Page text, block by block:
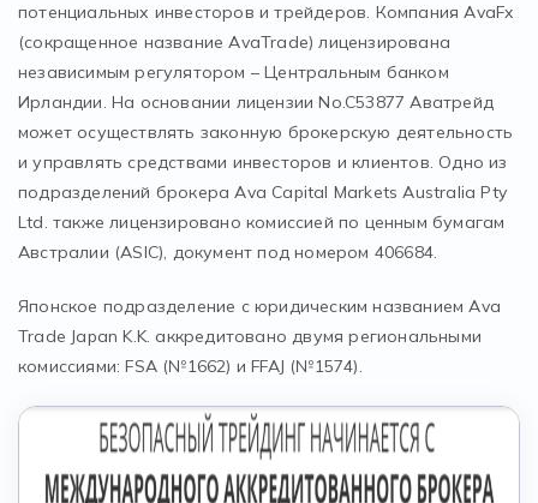
потенциальных инвесторов и трейдеров. Компания AvaFx
(сокращенное название AvaTrade) лицензирована
независимым регулятором – Центральным банком
Ирландии. На основании лицензии No.C53877 Аватрейд
может осуществлять законную брокерскую деятельность
и управлять средствами инвесторов и клиентов. Одно из
подразделений брокера Ava Capital Markets Australia Pty
Ltd. также лицензировано комиссией по ценным бумагам
Австралии (ASIC), документ под номером 406684.
Японское подразделение с юридическим названием Ava
Trade Japan K.K. аккредитовано двумя региональными
комиссиями: FSA (№1662) и FFAJ (№1574).